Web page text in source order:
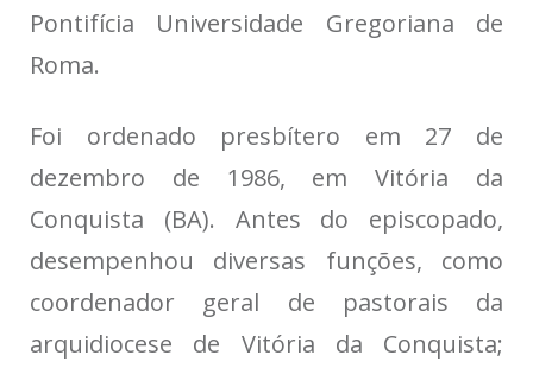
Pontifícia Universidade Gregoriana de
Roma.
Foi ordenado presbítero em 27 de
dezembro de 1986, em Vitória da
Conquista (BA). Antes do episcopado,
desempenhou diversas funções, como
coordenador geral de pastorais da
arquidiocese de Vitória da Conquista;